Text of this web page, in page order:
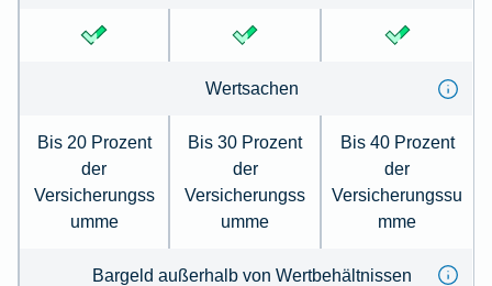
Wertsachen
Bis 20 Prozent
der
Versicherungss
umme
Bis 30 Prozent
der
Versicherungss
umme
Bis 40 Prozent
der
Versicherungssu
mme
Bargeld außerhalb von Wertbehältnissen